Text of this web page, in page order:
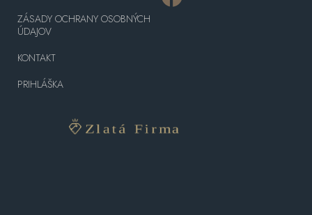
ZÁSADY OCHRANY OSOBNÝCH
ÚDAJOV
KONTAKT
PRIHLÁŠKA